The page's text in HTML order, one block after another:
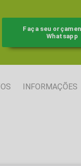
Faça seu
Whatsapp
INFORMAÇÕES